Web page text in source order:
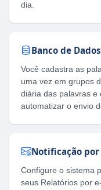
dia.
Banco de Dados
Você cadastra as
uma vez em grupos
diária das palavras e
automatizar o envio
Notificação
Configure o sistema
seus Relatórios por